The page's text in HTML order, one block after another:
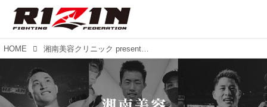
HOME 湘南美容クリニック presents RIZIN.36 BACKSTAGE GALLERY vol.2